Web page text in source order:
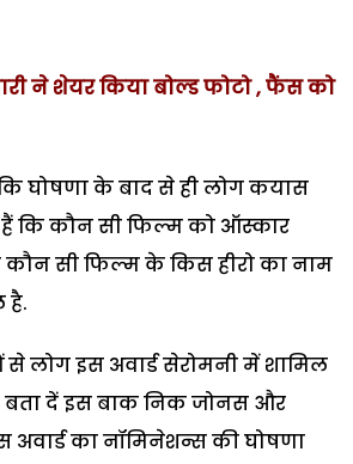
ने शेयर किया बोल्ड फोटो , फैंस को
घोषणा के बाद से ही लोग कयास
कि कौन सी फिल्म को ऑस्कार
कौन सी फिल्म के किस हीरो का नाम
है.
लोग इस अवार्ड सेरोमनी में शामिल
दें इस बाक निक जोनस और
अवार्ड का नॉमिनेशन्स की घोषणा